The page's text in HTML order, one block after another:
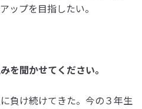
ップを目指したい。
を聞かせてください。
負け続けてきた。今の３年生